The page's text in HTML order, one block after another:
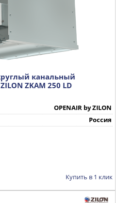
канальный
ZKAM 250 LD
OPENAIR by ZILON
Россия
Купить в 1 клик